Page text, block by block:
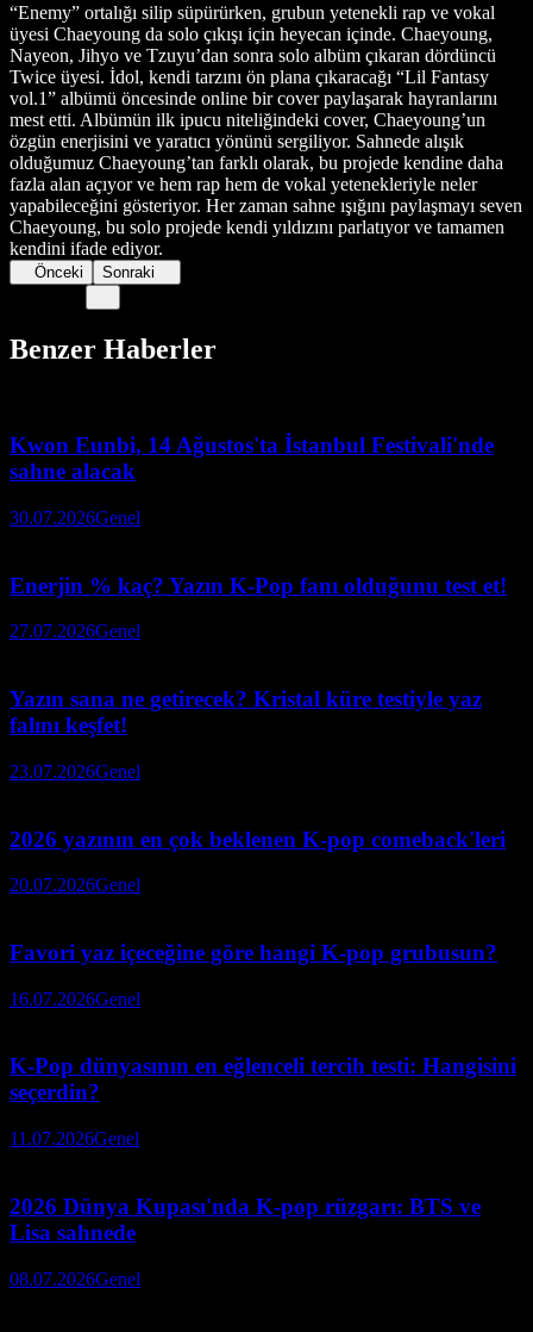
“Enemy” ortalığı silip süpürürken, grubun yetenekli rap ve vokal
üyesi Chaeyoung da solo çıkışı için heyecan içinde. Chaeyoung,
Nayeon, Jihyo ve Tzuyu’dan sonra solo albüm çıkaran dördüncü
Twice üyesi. İdol, kendi tarzını ön plana çıkaracağı “Lil Fantasy
vol.1” albümü öncesinde online bir cover paylaşarak hayranlarını
mest etti. Albümün ilk ipucu niteliğindeki cover, Chaeyoung’un
özgün enerjisini ve yaratıcı yönünü sergiliyor. Sahnede alışık
olduğumuz Chaeyoung’tan farklı olarak, bu projede kendine daha
fazla alan açıyor ve hem rap hem de vokal yetenekleriyle neler
yapabileceğini gösteriyor. Her zaman sahne ışığını paylaşmayı seven
Chaeyoung, bu solo projede kendi yıldızını parlatıyor ve tamamen
kendini ifade ediyor.
Önceki Sonraki
Benzer Haberler
Kwon Eunbi, 14 Ağustos'ta İstanbul Festivali'nde
sahne alacak
30.07.2026Genel
Enerjin % kaç? Yazın K-Pop fanı olduğunu test et!
27.07.2026Genel
Yazın sana ne getirecek? Kristal küre testiyle yaz
falını keşfet!
23.07.2026Genel
2026 yazının en çok beklenen K-pop comeback'leri
20.07.2026Genel
Favori yaz içeceğine göre hangi K-pop grubusun?
16.07.2026Genel
K-Pop dünyasının en eğlenceli tercih testi: Hangisini
seçerdin?
11.07.2026Genel
2026 Dünya Kupası'nda K-pop rüzgarı: BTS ve
Lisa sahnede
08.07.2026Genel